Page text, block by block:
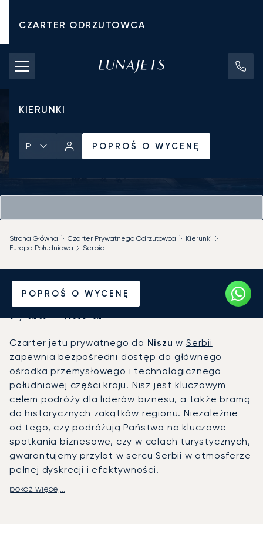
CZARTER ODRZUTOWCA
KOSZTY CZARTERU
PRYWATNE ODRZUTOWCE
KIERUNKI
PL POPROŚ O WYCENĘ
POPROŚ O WYCENĘ
Strona Główna Czarter Prywatnego Odrzutowca
Kierunki
Europa Południowa
Serbia
Wynajmij jet prywatny
z/do Niszu
Czarter jetu prywatnego do Niszu wSerbii
zapewnia bezpośredni dostęp do głównego
ośrodka przemysłowego i technologicznego
południowej części kraju. Nisz jest kluczowym
celem podróży dla liderów biznesu, a także bramą
do historycznych zakątków regionu. Niezależnie
od tego, czy podróżują Państwo na kluczowe
spotkania biznesowe, czy w celach turystycznych,
gwarantujemy przylot w sercu Serbii w atmosferze
pełnej dyskrecji i efektywności.
W LunaJets to Państwa harmonogram wyznacza
pokaż więcej...